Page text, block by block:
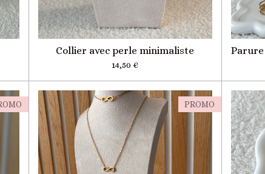
Collier avec perle minimaliste
14,50 €
PROMO